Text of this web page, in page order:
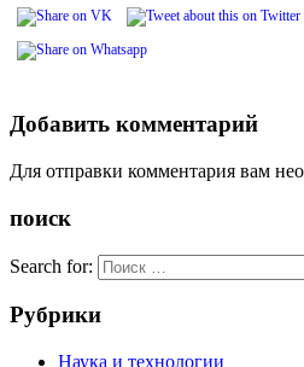
Добавить комментарий
Для отправки комментария вам
поиск
Search for:
Рубрики
Наука и технологии